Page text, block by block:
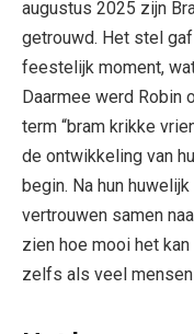
augustus 2025 zijn
getrouwd. Het stel
feestelijk moment,
Daarmee werd Robin
term “bram krikke
de ontwikkeling van
begin. Na hun
vertrouwen samen
zien hoe mooi het
zelfs als veel